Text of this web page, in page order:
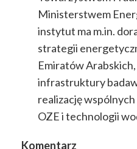
Ministerstwem
instytut ma m.in.
strategii
Emiratów
infrastruktury
realizację
OZE i technologii
Komentarz